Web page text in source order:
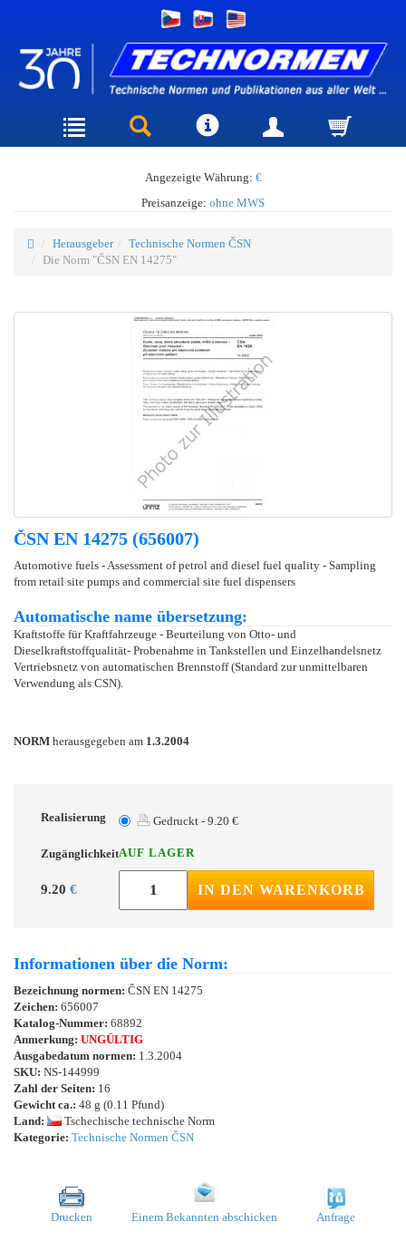
Angezeigte Währung: €
Preisanzeige: ohne MWS
Herausgeber
Technische Normen ČSN
Die Norm "ČSN EN 14275"
ČSN EN 14275 (656007)
Automotive fuels - Assessment of petrol and diesel fuel quality - Sampling
from retail site pumps and commercial site fuel dispensers
Automatische name übersetzung:
Kraftstoffe für Kraftfahrzeuge - Beurteilung von Otto- und
Dieselkraftstoffqualität- Probenahme in Tankstellen und Einzelhandelsnetz
Vertriebsnetz von automatischen Brennstoff (Standard zur unmittelbaren
Verwendung als CSN).
NORM herausgegeben am 1.3.2004
Realisierung Gedruckt - 9.20 €
ZugänglichkeitAUF LAGER
9.20 € IN DEN WARENKORB
Informationen über die Norm:
Bezeichnung normen: ČSN EN 14275
Zeichen: 656007
Katalog-Nummer: 68892
Anmerkung: UNGÜLTIG
Ausgabedatum normen: 1.3.2004
SKU: NS-144999
Zahl der Seiten: 16
Gewicht ca.: 48 g (0.11 Pfund)
Land:
Tschechische technische Norm
Kategorie: Technische Normen ČSN
Drucken Einem Bekannten abschicken Anfrage